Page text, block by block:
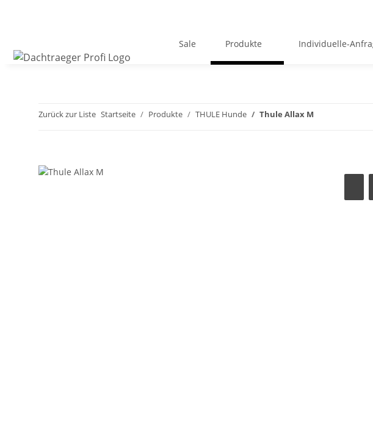
Sale Produkte Individuelle-
Zurück zur Liste Startseite Produkte THULE Hunde Thule Allax M